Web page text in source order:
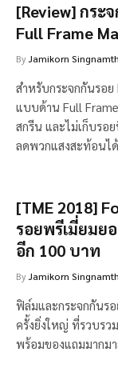
[Review] กระ
Full Frame
ByJamikorn
สำหรับกระจกกันรอย
แบบด้าน Full
สกรีน และไม่เก็บรอ
ลดพวกแสงสะท้อนไ
[TME 2018]
รอยพรีเมี่ยมย
อีก 100 บาท
ByJamikorn
ฟิล์มและกระจกกันร
ครั้งยิ่งใหญ่ ที่รวบรว
พร้อมของแถมมากม